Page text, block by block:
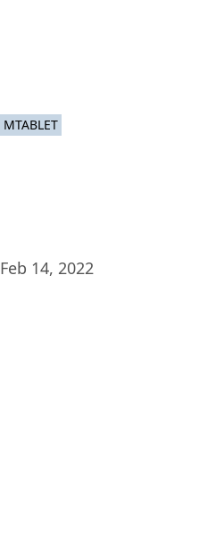
MTABLET
Feb 14, 2022